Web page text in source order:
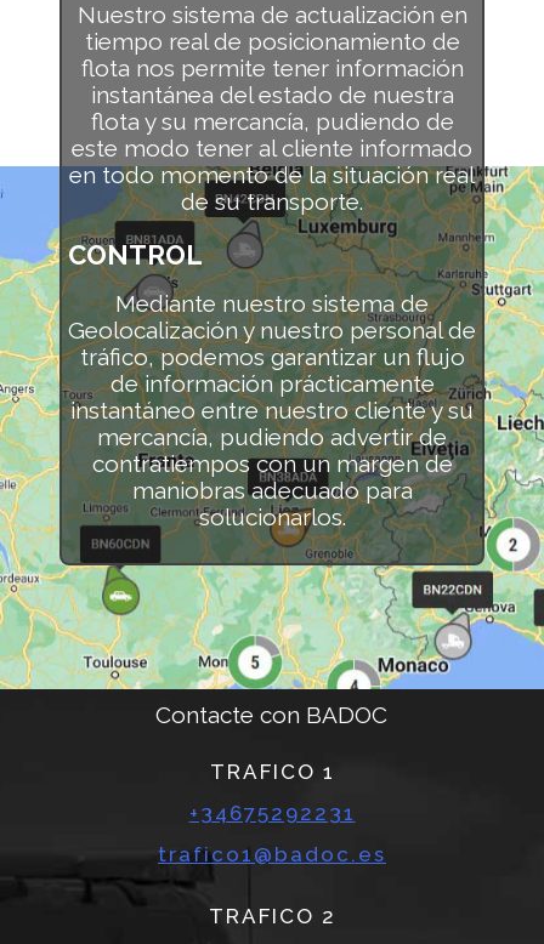
Nuestro sistema de actualización en
tiempo real de posicionamiento de
flota nos permite tener información
instantánea del estado de nuestra
flota y su mercancía, pudiendo de
este modo tener al cliente informado
en todo momento de la situación real
de su transporte.
CONTROL
Mediante nuestro sistema de
Geolocalización y nuestro personal de
tráfico, podemos garantizar un flujo
de información prácticamente
instantáneo entre nuestro cliente y su
mercancía, pudiendo advertir de
contratiempos con un margen de
maniobras adecuado para
solucionarlos.
TRAFICO 1
+34675292231
trafico1@badoc.es
TRAFICO 2
Contacte con BADOC